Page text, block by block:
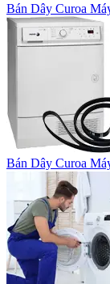
Bán Dây Curoa
Bán Dây Curoa